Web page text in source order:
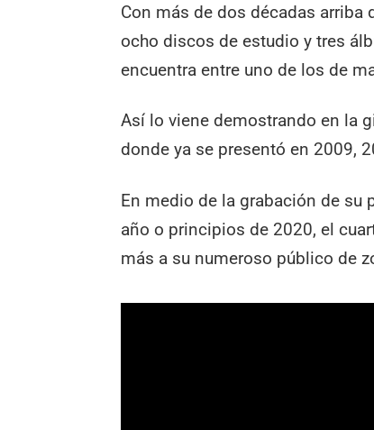
Con más de dos décadas
ocho discos de estudio y tres
encuentra entre uno de los de
Así lo viene demostrando en la
donde ya se presentó en 2009,
En medio de la grabación de
año o principios de 2020, el
más a su numeroso público de